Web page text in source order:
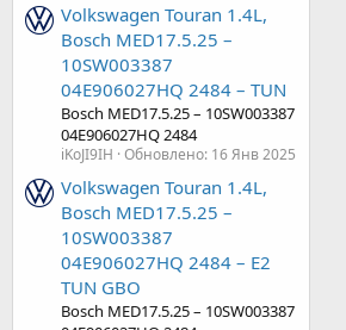
Volkswagen Touran 1.4L,
Bosch MED17.5.25 –
10SW003387
04E906027HQ 2484 – TUN
Bosch MED17.5.25 – 10SW003387
04E906027HQ 2484
iKoJI9IH Обновлено: 16 Янв 2025
Volkswagen Touran 1.4L,
Bosch MED17.5.25 –
10SW003387
04E906027HQ 2484 – E2
TUN GBO
Bosch MED17.5.25 – 10SW003387